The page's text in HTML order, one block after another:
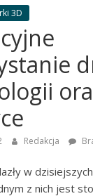
3D
Redakcja
w
z nich jest